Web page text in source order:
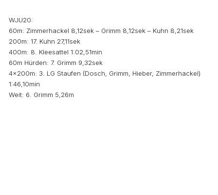
WJU20:
60m: Zimmerhackel 8,12sek – Grimm 8,12sek – Kuhn 8,21sek
200m: 17. Kuhn 27,11sek
400m: 8. Kleesattel 1:02,51min
60m Hürden: 7. Grimm 9,32sek
4x200m: 3. LG Staufen (Dosch, Grimm, Hieber, Zimmerhackel)
1:46,10min
Weit: 6. Grimm 5,26m